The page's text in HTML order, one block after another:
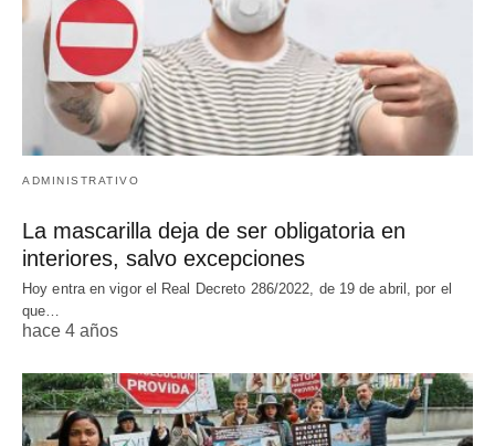
ADMINISTRATIVO
La mascarilla deja de ser obligatoria en
interiores, salvo excepciones
Hoy entra en vigor el Real Decreto 286/2022, de 19 de abril, por el
que…
hace 4 años